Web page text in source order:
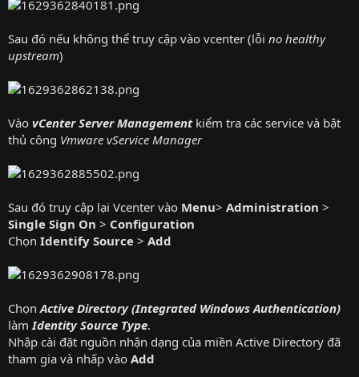
Sau đó nếu không thể truy cập vào vcenter (lỗi no healthy
upstream)
Vào vCenter Server Management kiểm tra các service và bật
thủ công Vmware vService Manager
Sau đó truy cập lại Vcenter vào Menu> Administration >
Single Sign On > Configuration
Chọn Identify Source > Add
Chọn Active Directory (Integrated Windows Authentication)
làm Identity Source Type.
Nhập cài đặt nguồn nhận dạng của miền Active Directory đã
tham gia và nhấp vào Add